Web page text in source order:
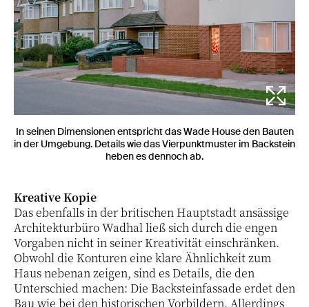
In seinen Dimensionen entspricht das Wade House den Bauten
in der Umgebung. Details wie das Vierpunktmuster im Backstein
heben es dennoch ab.
Kreative Kopie
Das ebenfalls in der britischen Hauptstadt ansässige
Architekturbüro Wadhal ließ sich durch die engen
Vorgaben nicht in seiner Kreativität einschränken.
Obwohl die Konturen eine klare Ähnlichkeit zum
Haus nebenan zeigen, sind es Details, die den
Unterschied machen: Die Backsteinfassade erdet den
Bau wie bei den historischen Vorbildern. Allerdings